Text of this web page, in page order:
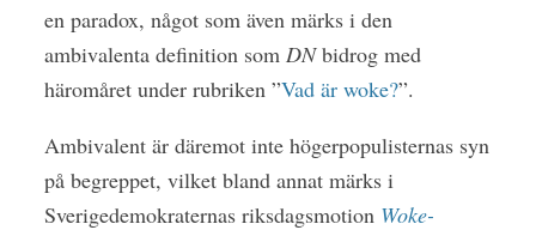
en paradox, något som även märks i den
ambivalenta definition som DNbidrog med
häromåret under rubriken ”Vad är woke?”.
Ambivalent är däremot inte högerpopulisternas syn
på begreppet, vilket bland annat märks i
Sverigedemokraternas riksdagsmotion Woke-